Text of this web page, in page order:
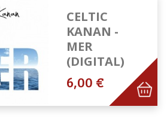
CELTIC
KANAN -
MER
(DIGITAL)
6,00 €